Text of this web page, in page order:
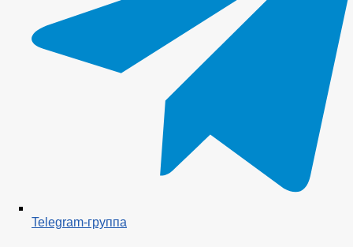
Telegram-группа